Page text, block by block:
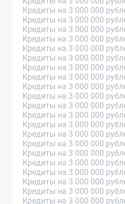
Кредиты на 3 000 000
Кредиты на 3 000 000
Кредиты на 3 000 000
Кредиты на 3 000 000
Кредиты на 3 000 000
Кредиты на 3 000 000
Кредиты на 3 000 000
Кредиты на 3 000 000
Кредиты на 3 000 000
Кредиты на 3 000 000
Кредиты на 3 000 000
Кредиты на 3 000 000
Кредиты на 3 000 000
Кредиты на 3 000 000
Кредиты на 3 000 000
Кредиты на 3 000 000
Кредиты на 3 000 000
Кредиты на 3 000 000
Кредиты на 3 000 000
Кредиты на 3 000 000
Кредиты на 3 000 000